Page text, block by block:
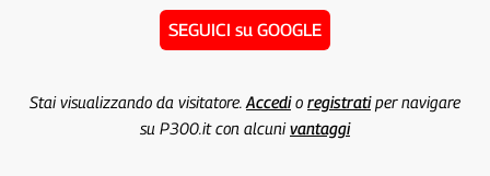
SEGUICI su GOOGLE
Stai visualizzando da visitatore. Accedio registratiper navigare
su P300.it con alcunivantaggi